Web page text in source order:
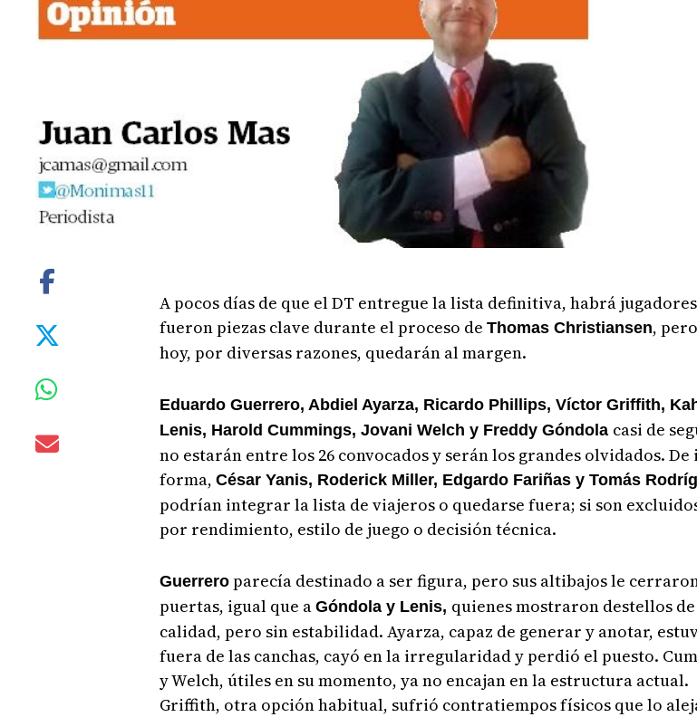
A pocos días de que el DT entregue la lista definitiva, habrá
fueron piezas clave durante el proceso de Thomas Christiansen,
hoy, por diversas razones, quedarán al margen.
Eduardo Guerrero, Abdiel Ayarza, Ricardo Phillips, Víctor Griffith,
Lenis, Harold Cummings, Jovani Welch y Freddy Góndola casi de
no estarán entre los 26 convocados y serán los grandes olvidados. De
forma, César Yanis, Roderick Miller, Edgardo Fariñas y Tomás Rodríg
podrían integrar la lista de viajeros o quedarse fuera; si son
por rendimiento, estilo de juego o decisión técnica.
Guerreroparecía destinado a ser figura, pero sus altibajos le
puertas, igual que a Góndola y Lenis, quienes mostraron destellos de
calidad, pero sin estabilidad. Ayarza, capaz de generar y anotar,
fuera de las canchas, cayó en la irregularidad y perdió el puesto.
y Welch, útiles en su momento, ya no encajan en la estructura actual.
Griffith, otra opción habitual, sufrió contratiempos físicos que lo